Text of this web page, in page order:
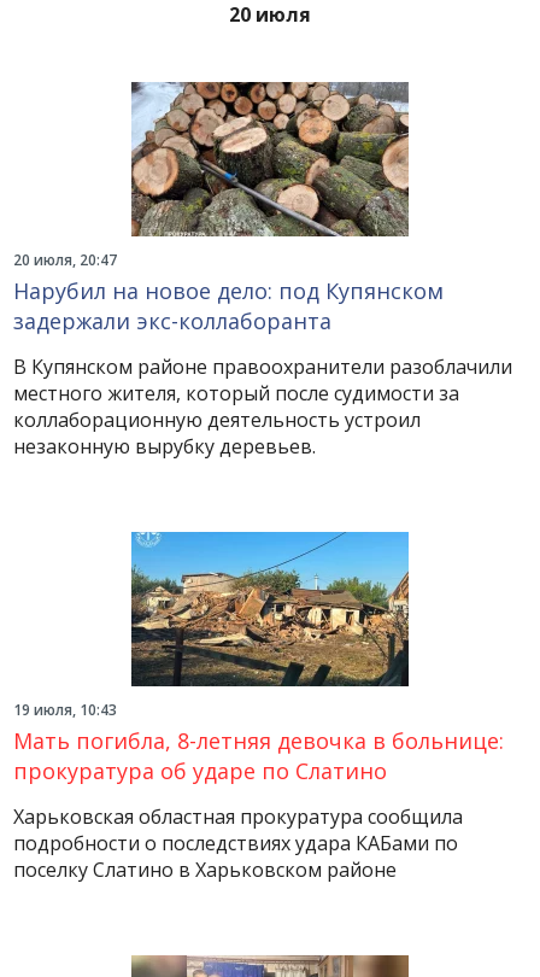
20 июля
20 июля, 20:47
Нарубил на новое дело: под Купянском
задержали экс-коллаборанта
В Купянском районе правоохранители разоблачили
местного жителя, который после судимости за
коллаборационную деятельность устроил
незаконную вырубку деревьев.
19 июля, 10:43
Мать погибла, 8-летняя девочка в больнице:
прокуратура об ударе по Слатино
Харьковская областная прокуратура сообщила
подробности о последствиях удара КАБами по
поселку Слатино в Харьковском районе